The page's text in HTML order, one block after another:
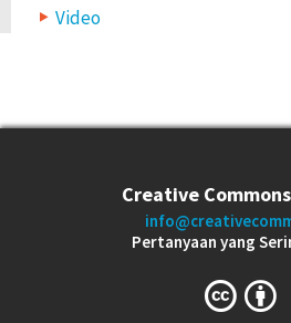
Video
Creative
Pertanyaan yang